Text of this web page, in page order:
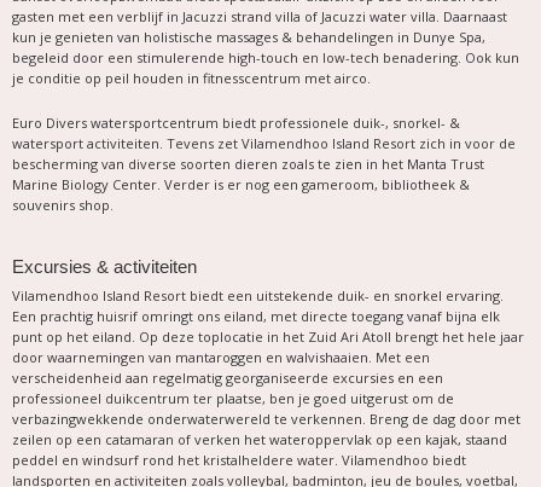
gasten met een verblijf in Jacuzzi strand villa of Jacuzzi water villa. Daarnaast
kun je genieten van holistische massages & behandelingen in Dunye Spa,
begeleid door een stimulerende high-touch en low-tech benadering. Ook kun
je conditie op peil houden in fitnesscentrum met airco.
Euro Divers watersportcentrum biedt professionele duik-, snorkel- &
watersport activiteiten. Tevens zet Vilamendhoo Island Resort zich in voor de
bescherming van diverse soorten dieren zoals te zien in het Manta Trust
Marine Biology Center. Verder is er nog een gameroom, bibliotheek &
souvenirs shop.
Excursies & activiteiten
Vilamendhoo Island Resort biedt een uitstekende duik- en snorkel ervaring.
Een prachtig huisrif omringt ons eiland, met directe toegang vanaf bijna elk
punt op het eiland. Op deze toplocatie in het Zuid Ari Atoll brengt het hele jaar
door waarnemingen van mantaroggen en walvishaaien. Met een
verscheidenheid aan regelmatig georganiseerde excursies en een
professioneel duikcentrum ter plaatse, ben je goed uitgerust om de
verbazingwekkende onderwaterwereld te verkennen. Breng de dag door met
zeilen op een catamaran of verken het wateroppervlak op een kajak, staand
peddel en windsurf rond het kristalheldere water. Vilamendhoo biedt
landsporten en activiteiten zoals volleybal, badminton, jeu de boules, voetbal,